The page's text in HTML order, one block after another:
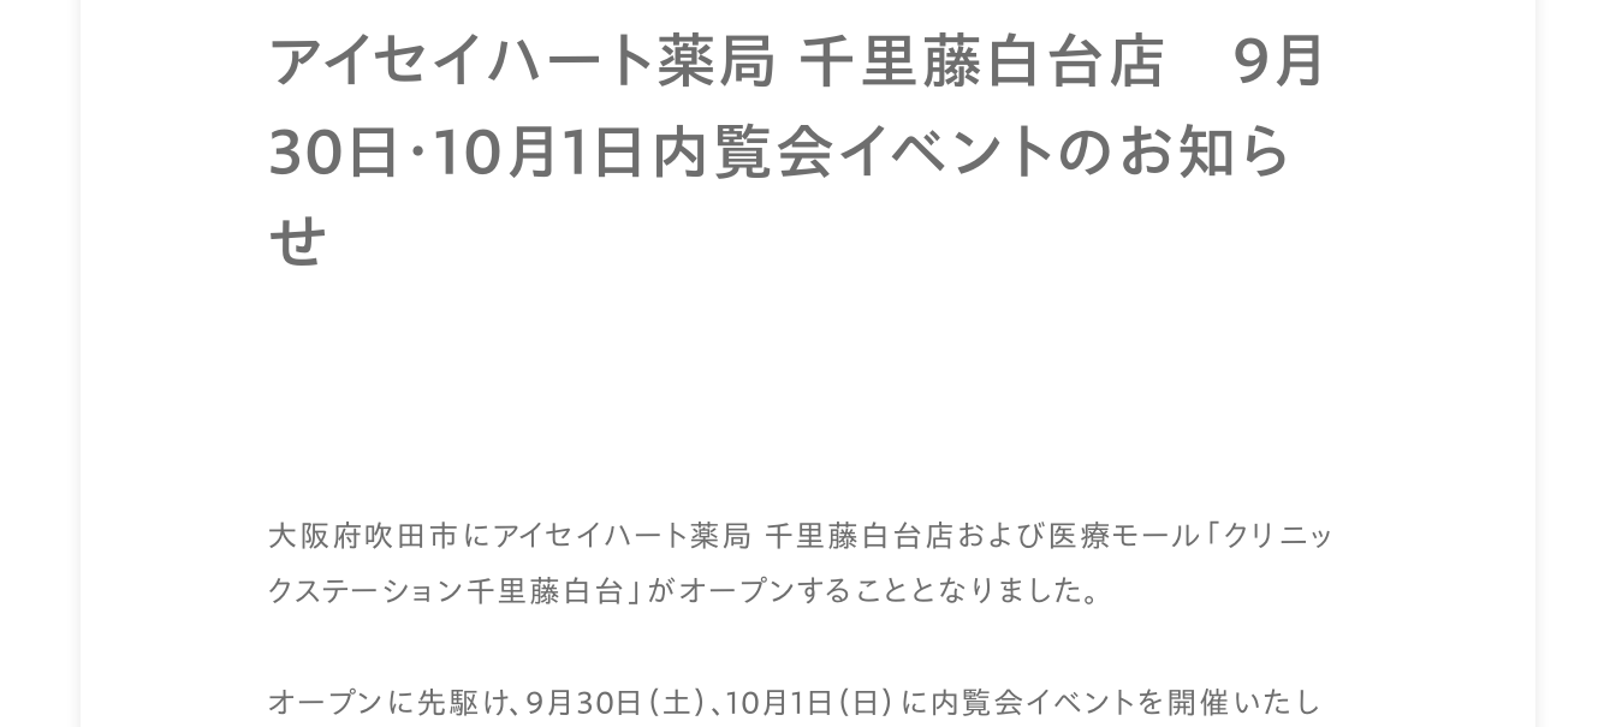
アイセイハート薬局 千里藤白台店 9月
30日・10月1日内覧会イベントのお知ら
せ
大阪府吹田市にアイセイハート薬局 千里藤白台店および医療モール「クリニッ
クステーション千里藤白台」がオープンすることとなりました。
オープンに先駆け、9月30日（土）、10月1日（日）に内覧会イベントを開催いたし